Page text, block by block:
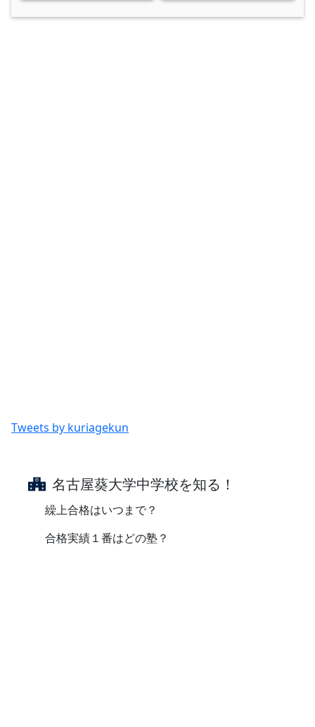
Tweets by kuriagekun
名古屋葵大学中学校を知る！
繰上合格はいつまで？
合格実績１番はどの塾？